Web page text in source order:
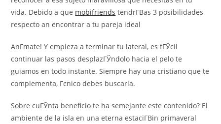
vida. Debido a que mobifriends tendrГ­В­as 3 posibilidades
respecto an encontrar a tu pareja ideal
AnГ­mate! Y empieza a terminar tu lateral, es fГЎcil
continuar las pasos desplazГЎndolo hacia el pelo te
guiamos en todo instante. Siempre hay una cristiano que te
complementa, Гєnico debes buscarla.
Sobre cuГЎnta beneficio te ha semejante este contenido? El
ambiente de la isla en una eterna estaciГ­Віn primaveral